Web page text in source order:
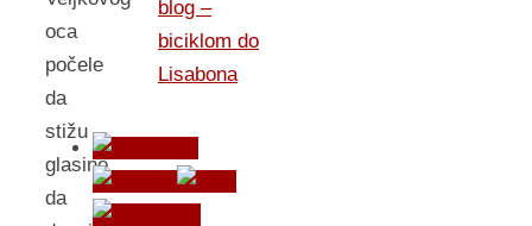
oca
počele
da
stižu
glasine
da
blog –
biciklom do
Lisabona